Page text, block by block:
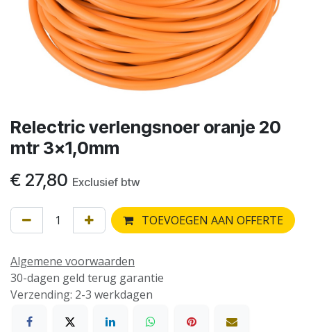
Relectric verlengsnoer oranje 20
mtr 3x1,0mm
€ 27,80 Exclusief btw
TOEVOEGEN AAN OFFERTE
Algemene voorwaarden
30-dagen geld terug garantie
Verzending: 2-3 werkdagen